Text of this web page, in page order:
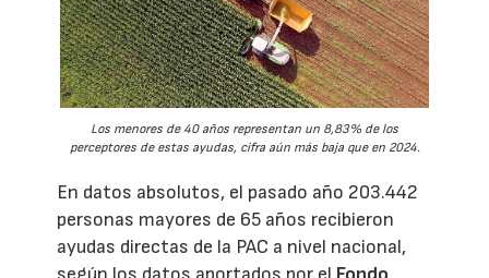
Los menores de 40 años representan un 8,83% de los
perceptores de estas ayudas, cifra aún más baja que en 2024.
En datos absolutos, el pasado año 203.442
personas mayores de 65 años recibieron
ayudas directas de la PAC a nivel nacional,